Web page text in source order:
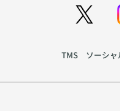
TMS ソーシャ